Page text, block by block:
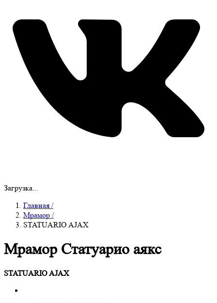
Загрузка...
Главная /
Мрамор /
STATUARIO AJAX
Мрамор Статуарио аякс
STATUARIO AJAX